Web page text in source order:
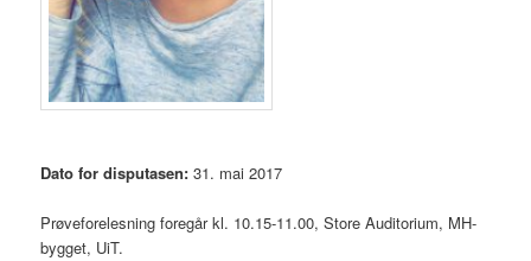
Dato for disputasen: 31. mai 2017
Prøveforelesning foregår kl. 10.15-11.00, Store Auditorium, MH-
bygget, UiT.